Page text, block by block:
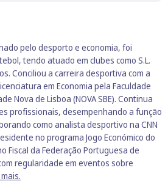
pelo desporto e economia, foi
tendo atuado em clubes como S.L.
Conciliou a carreira desportiva com a
em Economia pela Faculdade
Nova de Lisboa (NOVA SBE). Continua
profissionais, desempenhando a função
como analista desportivo na CNN
no programa Jogo Económico do
Fiscal da Federação Portuguesa de
regularidade em eventos sobre